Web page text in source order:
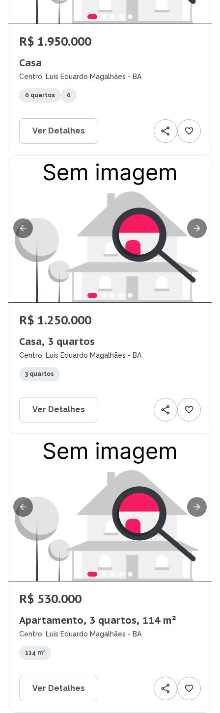
R$ 1.950.000
Casa
Centro, Luís Eduardo Magalhães - BA
0 quartos 0
Ver Detalhes
R$ 1.250.000
Casa, 3 quartos
Centro, Luís Eduardo Magalhães - BA
3 quartos
Ver Detalhes
R$ 530.000
Apartamento, 3 quartos, 114 m²
Centro, Luís Eduardo Magalhães - BA
114 m²
Ver Detalhes